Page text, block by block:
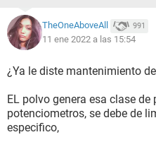
TheOneAboveAll 991
11 ene 2022 a las 15:54
¿Ya le diste mantenimiento
EL polvo genera esa clase
potenciometros, se debe de
especifico,